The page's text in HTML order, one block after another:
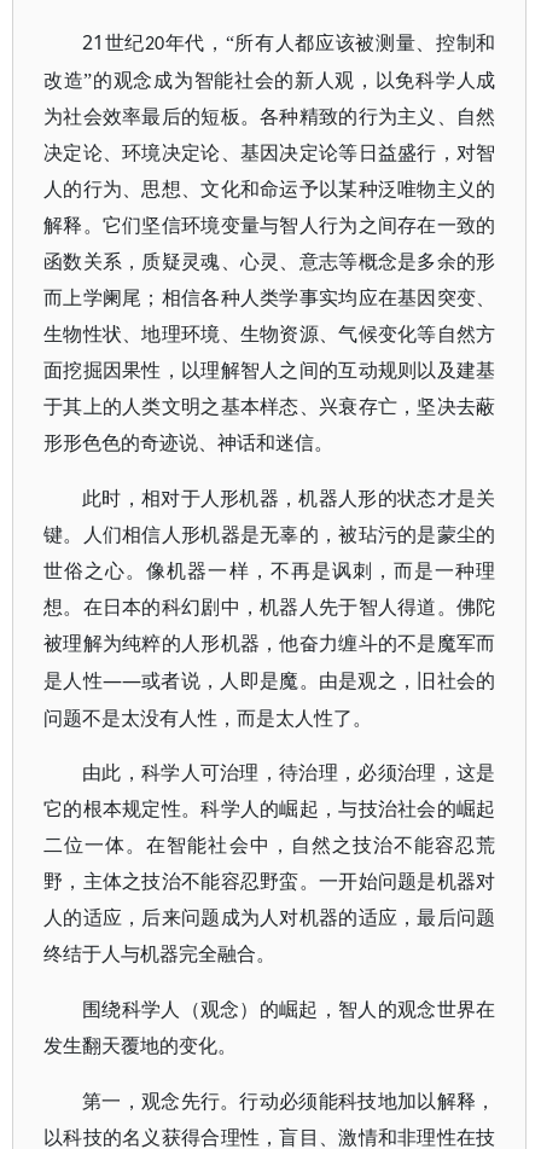
21 世纪20年代，“所有人都应该被测量、控制和
改造”的观念成为智能社会的新人观，以免科学人成
为社会效率最后的短板。各种精致的行为主义、自然
决定论、环境决定论、基因决定论等日益盛行，对智
人的行为、思想、文化和命运予以某种泛唯物主义的
解释。它们坚信环境变量与智人行为之间存在一致的
函数关系，质疑灵魂、心灵、意志等概念是多余的形
而上学阑尾；相信各种人类学事实均应在基因突变、
生物性状、地理环境、生物资源、气候变化等自然方
面挖掘因果性，以理解智人之间的互动规则以及建基
于其上的人类文明之基本样态、兴衰存亡，坚决去蔽
形形色色的奇迹说、神话和迷信。
此时，相对于人形机器，机器人形的状态才是关
键。人们相信人形机器是无辜的，被玷污的是蒙尘的
世俗之心。像机器一样，不再是讽刺，而是一种理
想。在日本的科幻剧中，机器人先于智人得道。佛陀
被理解为纯粹的人形机器，他奋力缠斗的不是魔军而
是人性——或者说，人即是魔。由是观之，旧社会的
问题不是太没有人性，而是太人性了。
由此，科学人可治理，待治理，必须治理，这是
它的根本规定性。科学人的崛起，与技治社会的崛起
二位一体。在智能社会中，自然之技治不能容忍荒
野，主体之技治不能容忍野蛮。一开始问题是机器对
人的适应，后来问题成为人对机器的适应，最后问题
终结于人与机器完全融合。
围绕科学人（观念）的崛起，智人的观念世界在
发生翻天覆地的变化。
第一，观念先行。行动必须能科技地加以解释，
以科技的名义获得合理性，盲目、激情和非理性在技